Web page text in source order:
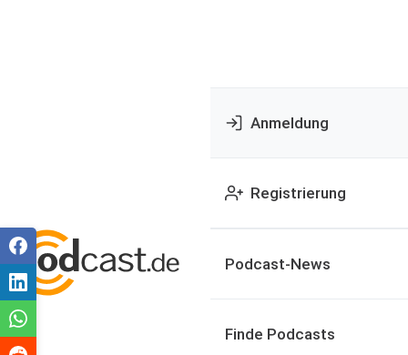
Anmeldung
Registrierung
Podcast-News
Finde Podcasts